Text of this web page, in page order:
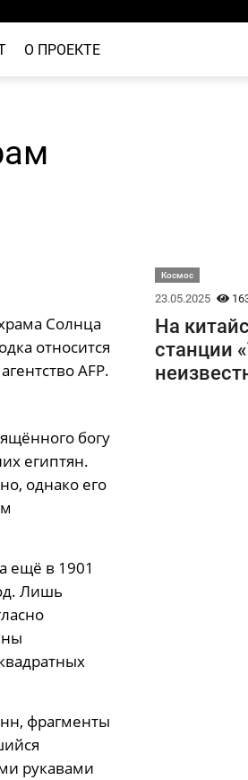
О ПРОЕКТЕ
Солнца
относится
AFP.
богу
египтян.
однако его
ещё в 1901
Лишь
фрагменты
рукавами
Космос
23.05.2025
На
станции